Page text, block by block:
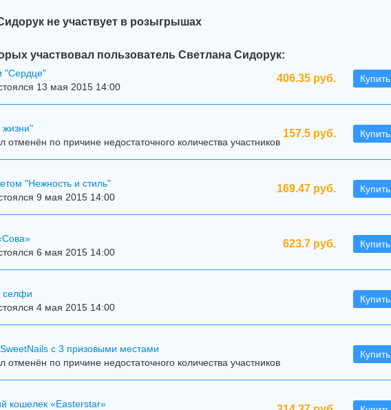
не участвует в розыгрышах
участвовал пользователь Светлана Сидорук:
406.35 руб. Купить
"Сердце"
13 мая 2015 14:00
157.5 руб. Купить
жизни"
отменён по причине недостаточного количества участников
169.47 руб. Купить
"Нежность и стиль"
9 мая 2015 14:00
623.7 руб. Купить
6 мая 2015 14:00
Купить
селфи
4 мая 2015 14:00
Купить
с 3 призовыми местами
отменён по причине недостаточного количества участников
кошелек «Easterstar»